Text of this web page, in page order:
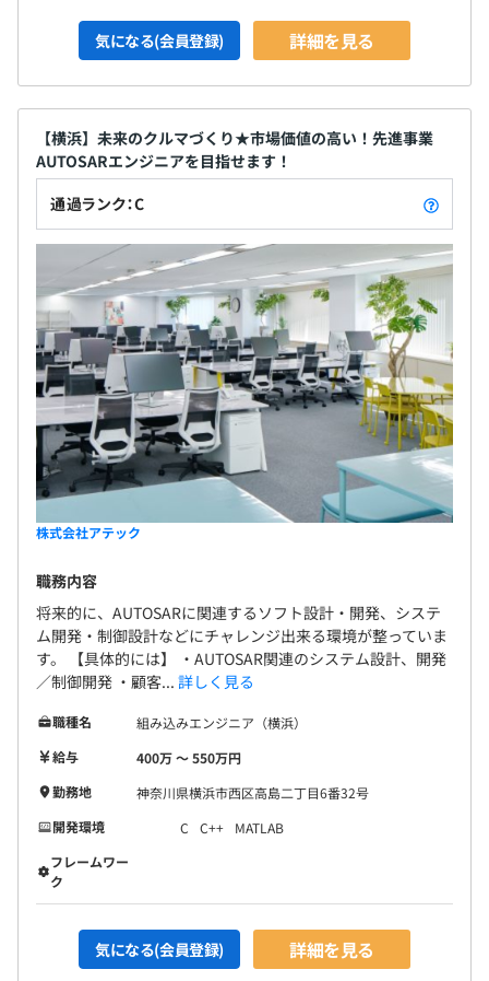
気になる(会員登録) 詳細を見る
【横浜】未来のクルマづくり★市場価値の高い！先進事業
AUTOSARエンジニアを目指せます！
通過ランク：C
株式会社アテック
職務内容
将来的に、AUTOSARに関連するソフト設計・開発、システ
ム開発・制御設計などにチャレンジ出来る環境が整っていま
す。 【具体的には】 ・AUTOSAR関連のシステム設計、開発
／制御開発 ・顧客... 詳しく見る
職種名
組み込みエンジニア（横浜）
給与
400万 〜 550万円
勤務地
神奈川県横浜市西区高島二丁目6番32号
開発環境
C C++
MATLAB
フレームワー
ク
気になる(会員登録) 詳細を見る